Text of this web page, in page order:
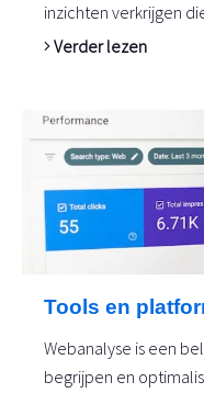
inzichten verkrijgen
Verder lezen
Tools en
Webanalyse is een
begrijpen en